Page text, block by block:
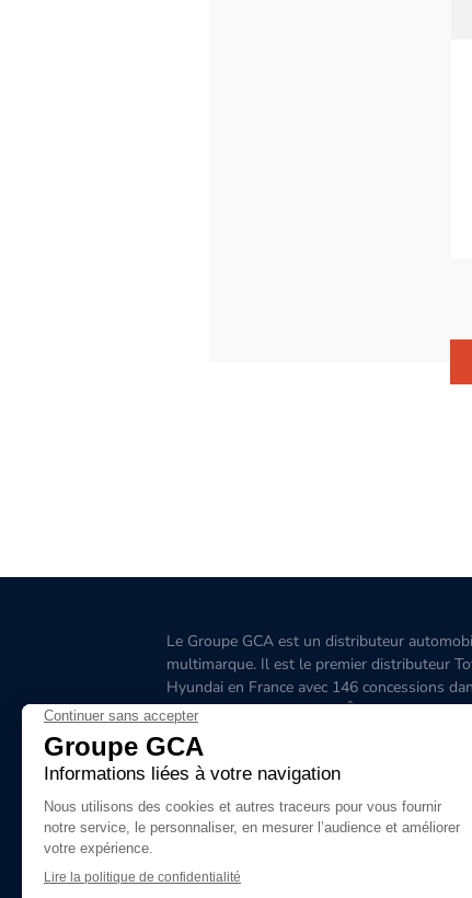
Le Groupe GCA est un distributeur
multimarque. Il est le premier distributeur
Hyundai en France avec 146 concessions
Grand-Ouest, l’Aquitaine, l'Île-de-France,
Ouest, le Sud-Est, la Corse et 6 concessions
Belgique. C'est le premier distributeur de
hybrides en France. Le site
permet de trouver facilement votre prochain
d'occasion. Le réseau Groupe GCA c'est
service après-vente de qualité, prenez
ligne.
Le Groupe GCA recrute, lancez-vous dans